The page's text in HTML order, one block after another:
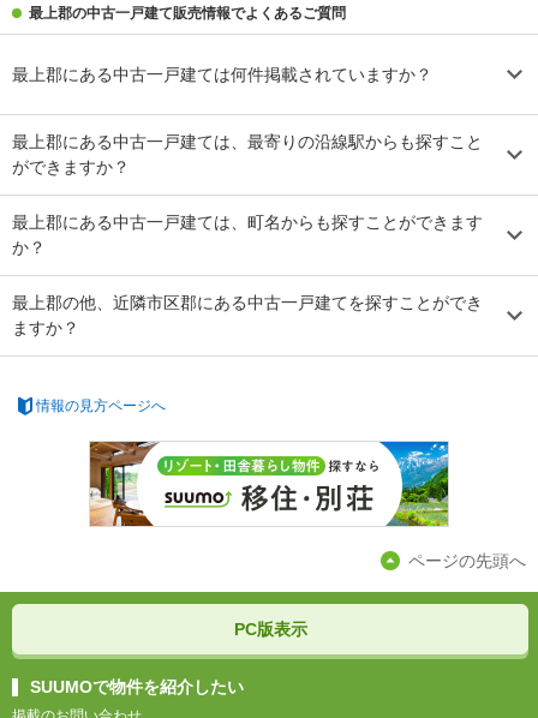
最上郡の中古一戸建て販売情報でよくあるご質問
最上郡にある中古一戸建ては何件掲載されていますか？
最上郡にある中古一戸建ては、最寄りの沿線駅からも探すこと
ができますか？
最上郡にある中古一戸建ては、町名からも探すことができます
か？
最上郡の他、近隣市区郡にある中古一戸建てを探すことができ
ますか？
情報の見方ページへ
ページの先頭へ
PC版表示
SUUMOで物件を紹介したい